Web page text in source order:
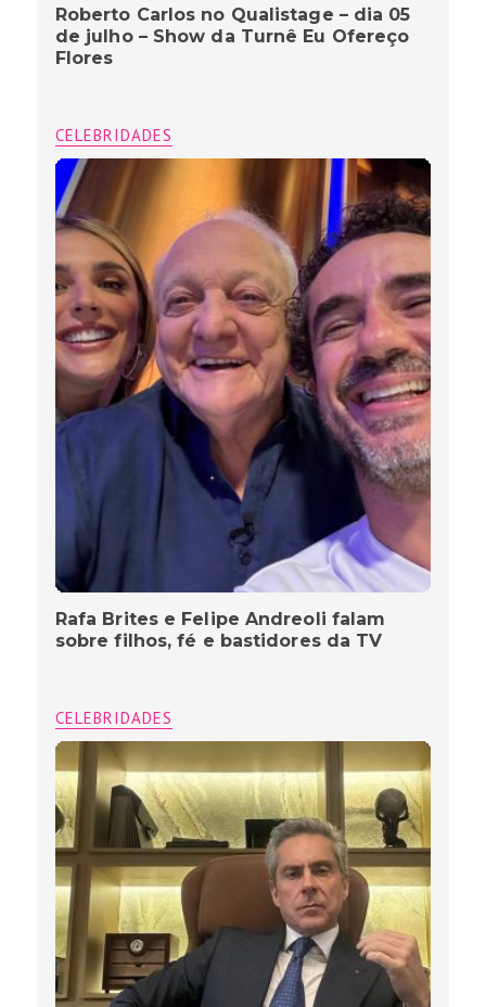
Roberto Carlos no Qualistage – dia 05
de julho – Show da Turnê Eu Ofereço
Flores
CELEBRIDADES
Rafa Brites e Felipe Andreoli falam
sobre filhos, fé e bastidores da TV
CELEBRIDADES